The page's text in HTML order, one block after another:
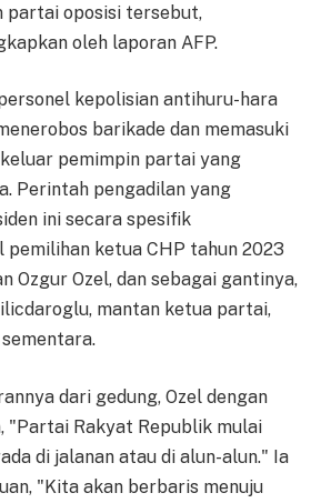
partai oposisi tersebut,
oleh laporan AFP.
kepolisian antihuru-hara
barikade dan memasuki
pemimpin partai yang
Perintah pengadilan yang
ini secara spesifik
pemilihan ketua CHP tahun 2023
Ozgur Ozel, dan sebagai gantinya,
mantan ketua partai,
dari gedung, Ozel dengan
"Partai Rakyat Republik mulai
di jalanan atau di alun-alun." Ia
"Kita akan berbaris menuju